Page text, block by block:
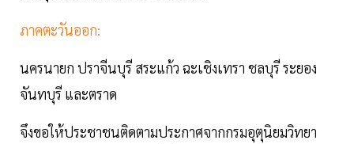
ภาคตะวันออก:
นครนายก ปราจีนบุรี สระแก้ว ฉะเชิงเทรา ชลบุรี ระยอง
จันทบุรี และตราด
จึงขอให้ประชาชนติดตามประกาศจากกรมอุตุนิยมวิทยา